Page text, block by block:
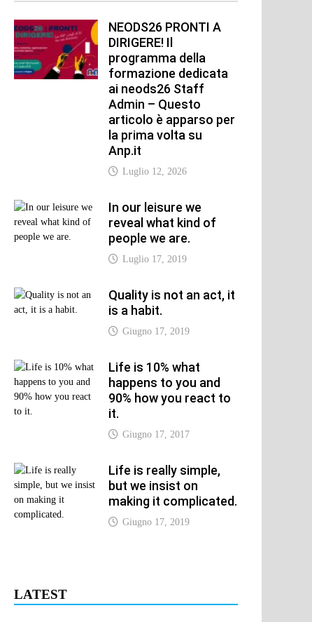
NEODS26 PRONTI A
DIRIGERE! Il
programma della
formazione dedicata
ai neods26 Staff
Admin – Questo
articolo è apparso per
la prima volta su
Anp.it
Luglio 12, 2026
In our leisure we
reveal what kind of
people we are.
Luglio 17, 2019
Quality is not an act, it
is a habit.
Giugno 17, 2019
Life is 10% what
happens to you and
90% how you react to
it.
Giugno 17, 2017
Life is really simple,
but we insist on
making it complicated.
Giugno 17, 2019
LATEST